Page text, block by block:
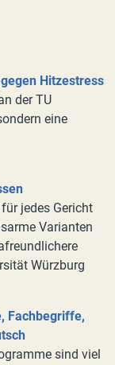
Hitzestress
der TU
eine
jedes Gericht
Varianten
Würzburg
Fachbegriffe,
sind viel